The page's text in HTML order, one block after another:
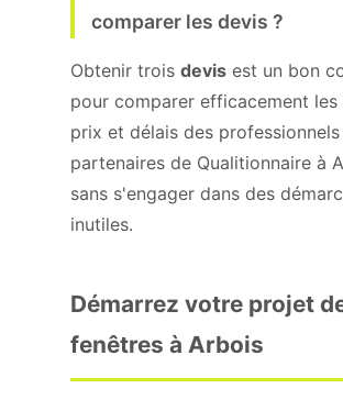
comparer les devis ?
Obtenir trois devis est un bon
pour comparer efficacement les
prix et délais des professionnels
partenaires de Qualitionnaire à
sans s'engager dans des
inutiles.
Démarrez votre projet
fenêtres à Arbois